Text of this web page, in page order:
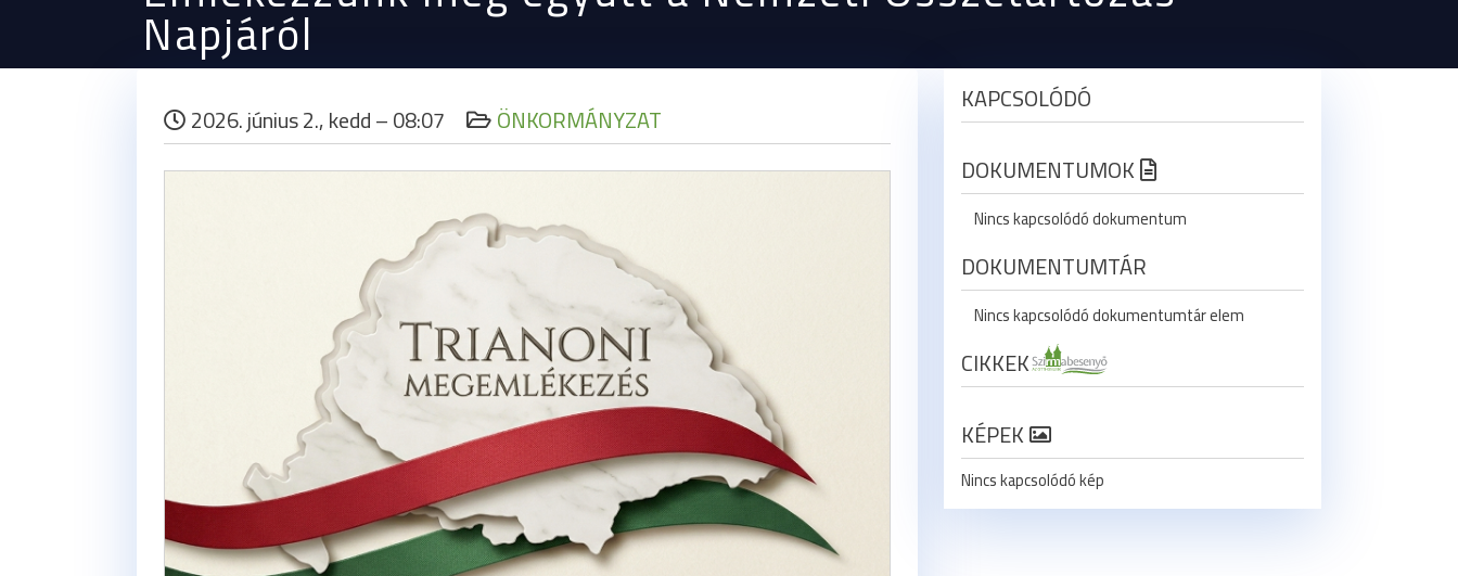
Napjáról
2026. június 2., kedd – 08:07 ÖNKORMÁNYZAT
KAPCSOLÓDÓ
DOKUMENTUMOK
Nincs kapcsolódó dokumentum
DOKUMENTUMTÁR
Nincs kapcsolódó dokumentumtár elem
CIKKEK
KÉPEK
Nincs kapcsolódó kép